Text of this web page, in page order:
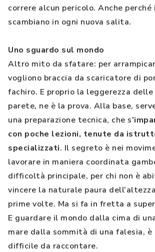
correre alcun pericolo. Anche perché
scambiano in ogni nuova salita.
Uno sguardo sul mondo
Altro mito da sfatare: per
vogliono braccia da scaricatore di
fachiro. E proprio la leggerezza delle
parete, ne è la prova. Alla base,
una preparazione tecnica, che s
con poche lezioni, tenute da
specializzati. Il segreto è nei
lavorare in maniera coordinata
difficoltà principale, per chi non è
vincere la naturale paura
prime volte. Ma si fa in fretta a
E guardare il mondo dalla cima di
mare dalla sommità di una falesia, è
difficile da raccontare.